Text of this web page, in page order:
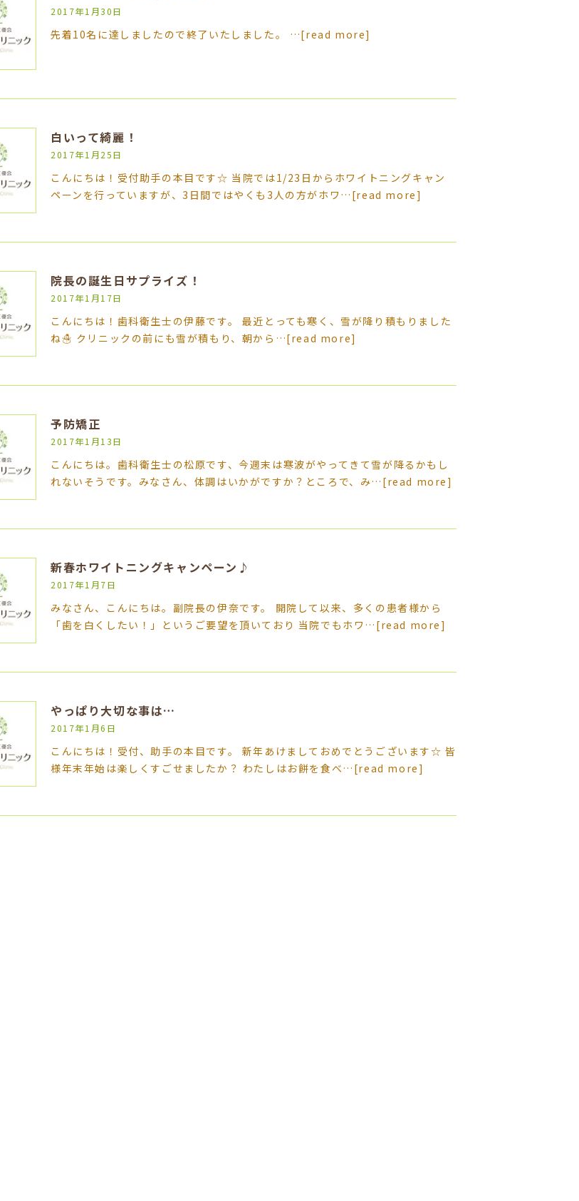
2017年1月30日
先着10名に達しましたので終了いたしました。 …[read more]
白いって綺麗！
2017年1月25日
こんにちは！受付助手の本目です☆ 当院では1/23日からホワイトニングキャン
ペーンを行っていますが、3日間ではやくも3人の方がホワ… [read more]
院長の誕生日サプライズ！
2017年1月17日
こんにちは！歯科衛生士の伊藤です。 最近とっても寒く、雪が降り積もりました
ね☃ クリニックの前にも雪が積もり、朝から…[read more]
予防矯正
2017年1月13日
こんにちは。歯科衛生士の松原です、今週末は寒波がやってきて雪が降るかもし
れないそうです。みなさん、体調はいかがですか？ところで、み… [read more]
新春ホワイトニングキャンペーン♪
2017年1月7日
みなさん、こんにちは。副院長の伊奈です。 開院して以来、多くの患者様から
「歯を白くしたい！」というご要望を頂いており 当院でもホワ… [read more]
やっぱり大切な事は…
2017年1月6日
こんにちは！受付、助手の本目です。 新年あけましておめでとうございます☆ 皆
様年末年始は楽しくすごせましたか？ わたしはお餅を食べ… [read more]